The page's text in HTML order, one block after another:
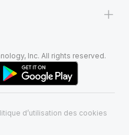
+
Inc. All rights reserved.
d’utilisation des cookies